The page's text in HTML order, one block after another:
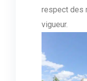
respect des
vigueur.